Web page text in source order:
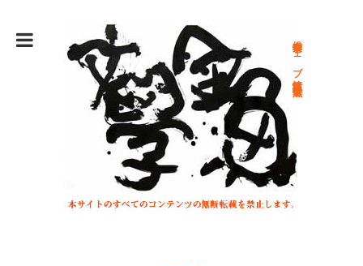
総合文学ウェブ情報誌 文学金魚